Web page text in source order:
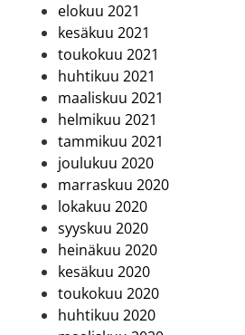
elokuu 2021
kesäkuu 2021
toukokuu 2021
huhtikuu 2021
maaliskuu 2021
helmikuu 2021
tammikuu 2021
joulukuu 2020
marraskuu 2020
lokakuu 2020
syyskuu 2020
heinäkuu 2020
kesäkuu 2020
toukokuu 2020
huhtikuu 2020